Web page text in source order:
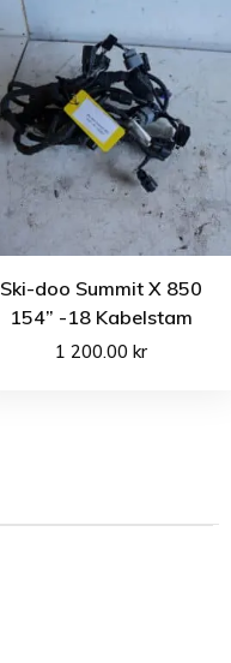
Ski-doo Summit X 850
154” -18 Kabelstam
1 200.00kr